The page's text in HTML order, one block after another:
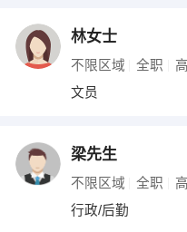
林女士
不限区域 全职
文员
梁先生
不限区域 全职
行政/后勤